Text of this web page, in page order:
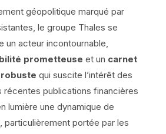
géopolitique marqué par
le groupe Thales se
un acteur incontournable,
prometteuse et un carnet
qui suscite l’intérêt des
récentes publications financières
lumière une dynamique de
particulièrement portée par les